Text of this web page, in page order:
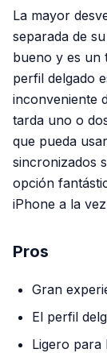
La mayor
separada de
bueno y es un
perfil delgado
inconveniente
tarda uno o
que pueda
sincronizados
opción
iPhone a la
Pros
Gran
El perfil
Ligero para